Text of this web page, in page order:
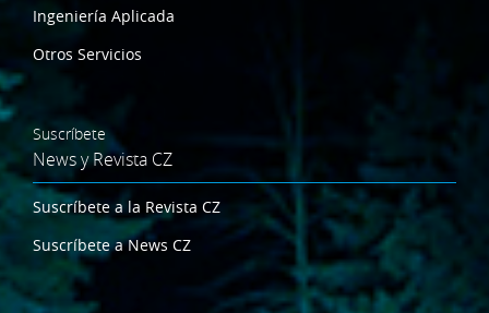
Ingeniería Aplicada
Otros Servicios
Suscríbete
News y Revista CZ
Suscríbete a la Revista CZ
Suscríbete a News CZ